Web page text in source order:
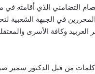
التضامني الذي أقامته في
في الجبهة الشعبية
العربيد وكافة الأسرى
كلمات من قبل الدكتور سمير